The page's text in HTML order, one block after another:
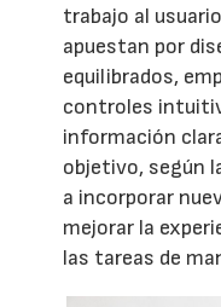
trabajo al
apuestan por
equilibrados,
controles
información
objetivo, según
a incorporar
mejorar la
las tareas de